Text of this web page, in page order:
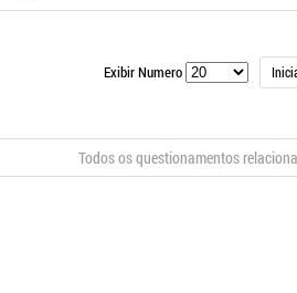
Exibir Numero
Todos os questionamentos